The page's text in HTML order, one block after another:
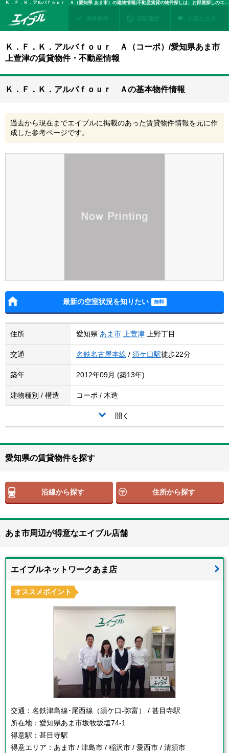
Ｋ．Ｆ．Ｋ．アルバｆｏｕｒ Ａ（愛知県 あま市）の建物情報|不動産賃貸の物件探しは、お部屋探しのエイブル
保存条件 閲覧履歴 お気に入り
Ｋ．Ｆ．Ｋ．アルバｆｏｕｒ Ａ（コーポ）/愛知県あま市
上萱津の賃貸物件・不動産情報
Ｋ．Ｆ．Ｋ．アルバｆｏｕｒ Ａの基本物件情報
過去から現在までエイブルに掲載のあった賃貸物件情報を元に作
成した参考ページです。
最新の空室状況を知りたい
住所 愛知県 あま市 上萱津 上野丁目
交通 名鉄名古屋本線 / 須ケ口駅徒歩22分
築年 2012年09月 (築13年)
建物種別 / 構造 コーポ / 木造
開く
愛知県の賃貸物件を探す
沿線から探す 住所から探す
あま市周辺が得意なエイブル店舗
エイブルネットワークあま店
オススメポイント
交通： 名鉄津島線･尾西線（須ケ口-弥富） / 甚目寺駅
所在地： 愛知県あま市坂牧坂塩74-1
得意駅： 甚目寺駅
得意エリア： あま市 / 津島市 / 稲沢市 / 愛西市 / 清須市